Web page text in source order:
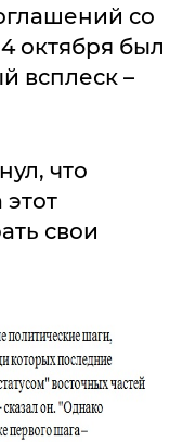
со
октября был
всплеск –
что
этот
свои